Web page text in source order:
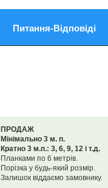
Питання-Відповіді
ПРОДАЖ
Мінімально 3 м. п.
Кратно 3 м.п.: 3, 6, 9, 12 і т.д.
Планками по 6 метрів.
Порізка у будь-який розмір.
Залишок віддаємо замовнику.